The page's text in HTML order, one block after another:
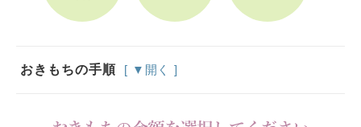
おきもちの手順 [ ▼開く ]